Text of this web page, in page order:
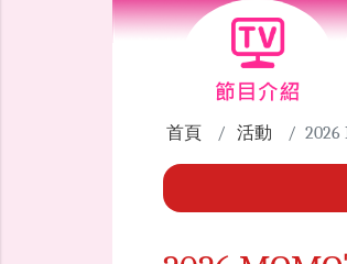
首頁 活動 2026